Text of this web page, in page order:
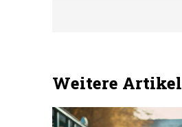
Weitere Artikel